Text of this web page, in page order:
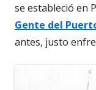
se estableció en
Gente del
antes, justo